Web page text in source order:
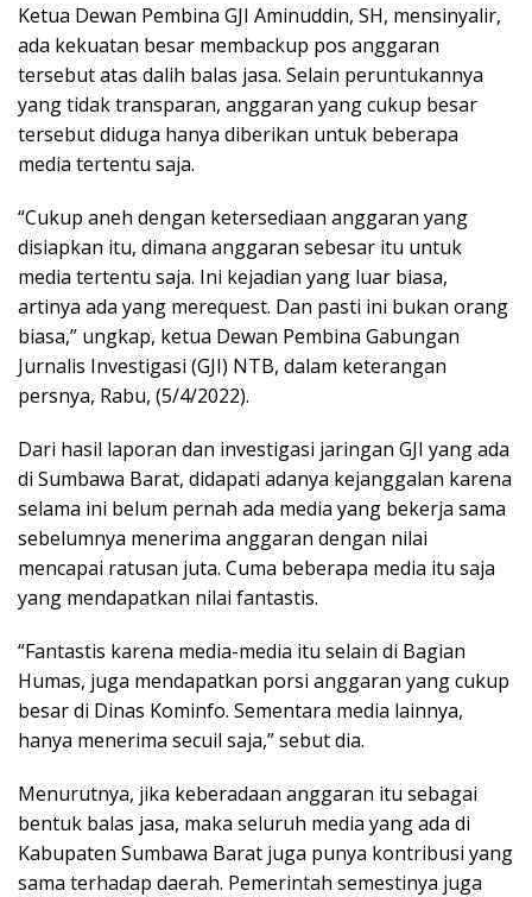
Ketua Dewan Pembina GJI Aminuddin, SH, mensinyalir,
ada kekuatan besar membackup pos anggaran
tersebut atas dalih balas jasa. Selain peruntukannya
yang tidak transparan, anggaran yang cukup besar
tersebut diduga hanya diberikan untuk beberapa
media tertentu saja.
“Cukup aneh dengan ketersediaan anggaran yang
disiapkan itu, dimana anggaran sebesar itu untuk
media tertentu saja. Ini kejadian yang luar biasa,
artinya ada yang merequest. Dan pasti ini bukan orang
biasa,” ungkap, ketua Dewan Pembina Gabungan
Jurnalis Investigasi (GJI) NTB, dalam keterangan
persnya, Rabu, (5/4/2022).
Dari hasil laporan dan investigasi jaringan GJI yang ada
di Sumbawa Barat, didapati adanya kejanggalan karena
selama ini belum pernah ada media yang bekerja sama
sebelumnya menerima anggaran dengan nilai
mencapai ratusan juta. Cuma beberapa media itu saja
yang mendapatkan nilai fantastis.
“Fantastis karena media-media itu selain di Bagian
Humas, juga mendapatkan porsi anggaran yang cukup
besar di Dinas Kominfo. Sementara media lainnya,
hanya menerima secuil saja,” sebut dia.
Menurutnya, jika keberadaan anggaran itu sebagai
bentuk balas jasa, maka seluruh media yang ada di
Kabupaten Sumbawa Barat juga punya kontribusi yang
sama terhadap daerah. Pemerintah semestinya juga